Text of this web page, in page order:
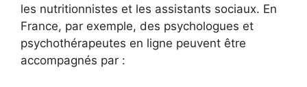
les nutritionnistes et les assistants sociaux. En
France, par exemple, des psychologues et
psychothérapeutes en ligne peuvent être
accompagnés par :